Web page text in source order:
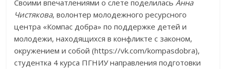
Своими впечатлениями о слете поделиласьАнна
Чистякова, волонтер молодежного ресурсного
центра «Компас добра» по поддержке детей и
молодежи, находящихся в конфликте с законом,
окружением и собой (https://vk.com/kompasdobra),
студентка 4 курса ПГНИУ направления подготовки